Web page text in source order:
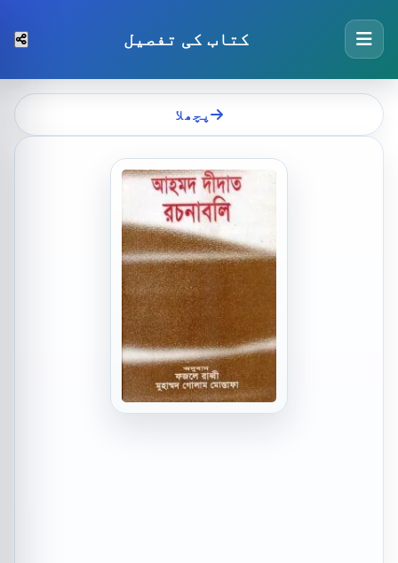
کتاب کی تفصیل
پچھلا